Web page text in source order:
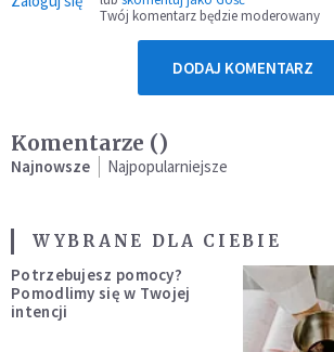
Twój komentarz będzie moderowany
DODAJ KOMENTARZ
Komentarze ()
Najnowsze Najpopularniejsze
WYBRANE DLA CIEBIE
Potrzebujesz pomocy?
Pomodlimy się w Twojej
intencji